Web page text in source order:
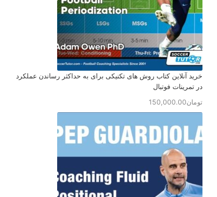
خرید آنلاین کتاب روش های تکنیکی برای به حداکثر رساندن عملکرد
در تمرینات فوتبال
تومان150,000.00